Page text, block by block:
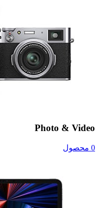
Photo & Video
0 محصول